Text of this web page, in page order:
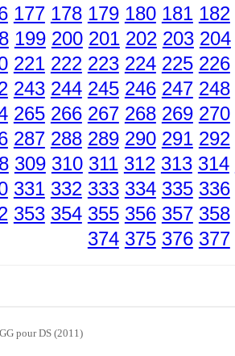
177 178 179 180 181 182
199 200 201 202 203 204
221 222 223 224 225 226
243 244 245 246 247 248
265 266 267 268 269 270
287 288 289 290 291 292
309 310 311 312 313 314
331 332 333 334 335 336
353 354 355 356 357 358
374 375 376 377
pour DS (2011)